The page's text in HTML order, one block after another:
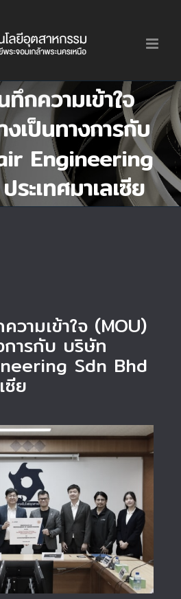
กความเข้าใจ
งเป็นทางการกับ
Engineering
ะเทศมาเลเซีย
วามเข้าใจ (MOU)
การกับ บริษัท
Sdn Bhd
ซีย